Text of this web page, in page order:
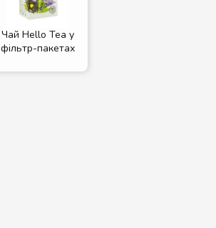
Чай Hello Tea у
фільтр-пакетах